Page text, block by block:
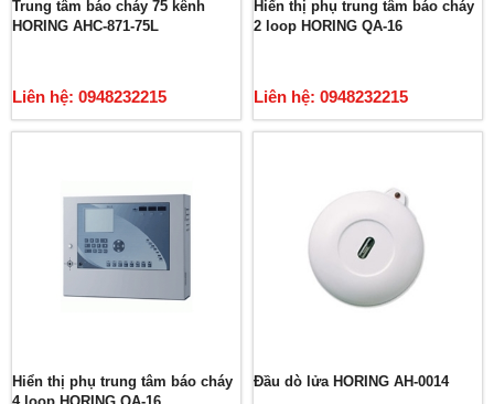
Trung tâm báo cháy 75 kênh
HORING AHC-871-75L
Liên hệ: 0948232215
Hiển thị phụ trung tâm báo cháy
2 loop HORING QA-16
Liên hệ: 0948232215
Hiển thị phụ trung tâm báo cháy
Đầu dò lửa HORING AH-0014